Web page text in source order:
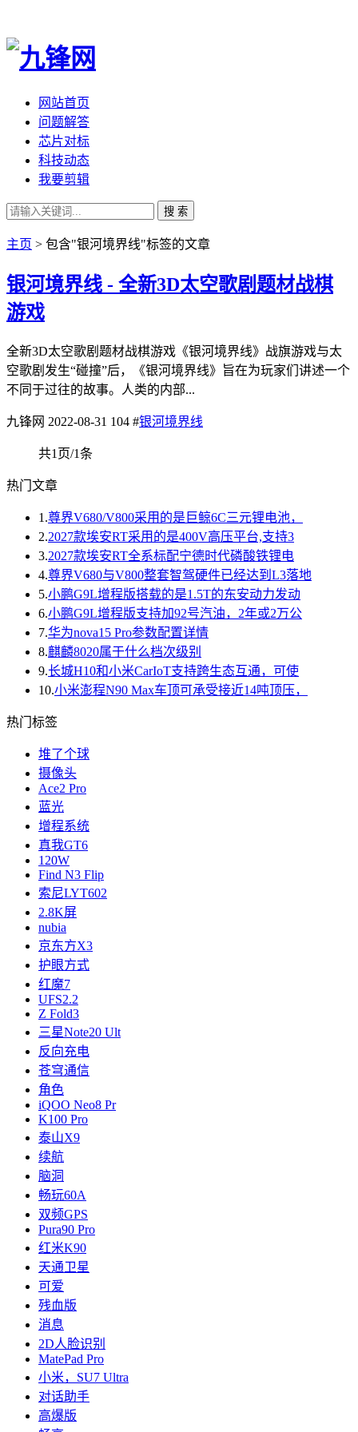
网站首页
问题解答
芯片对标
科技动态
我要剪辑
搜 索
主页 > 包含"银河境界线"标签的文章
银河境界线 - 全新3D太空歌剧题材战棋
游戏
全新3D太空歌剧题材战棋游戏《银河境界线》战旗游戏与太
空歌剧发生“碰撞”后，《银河境界线》旨在为玩家们讲述一个
不同于过往的故事。人类的内部...
九锋网 2022-08-31 104 #银河境界线
共1页/1条
热门文章
1.尊界V680/V800采用的是巨鲸6C三元锂电池，
2.2027款埃安RT采用的是400V高压平台,支持3
3.2027款埃安RT全系标配宁德时代磷酸铁锂电
4.尊界V680与V800整套智驾硬件已经达到L3落地
5.小鹏G9L增程版搭载的是1.5T的东安动力发动
6.小鹏G9L增程版支持加92号汽油，2年或2万公
7.华为nova15 Pro参数配置详情
8.麒麟8020属于什么档次级别
9.长城H10和小米CarIoT支持跨生态互通，可使
10.小米澎程N90 Max车顶可承受接近14吨顶压，
热门标签
堆了个球
摄像头
Ace2 Pro
蓝光
增程系统
真我GT6
120W
Find N3 Flip
索尼LYT602
2.8K屏
nubia
京东方X3
护眼方式
红魔7
UFS2.2
Z Fold3
三星Note20 Ult
反向充电
苍穹通信
角色
iQOO Neo8 Pr
K100 Pro
泰山X9
续航
脑洞
畅玩60A
双频GPS️
Pura90 Pro
红米K90
天通卫星
可爱
残血版
消息
2D人脸识别
MatePad Pro
小米，SU7 Ultra
对话助手
高爆版